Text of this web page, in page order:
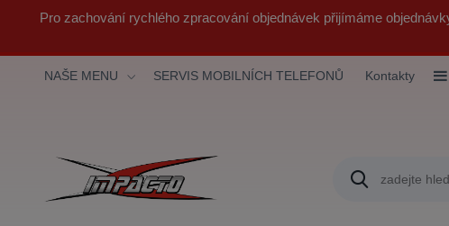
Pro zachování rychlého zpracování objednávek přijímáme
NAŠE MENU SERVIS MOBILNÍCH TELEFONŮ Kontakty